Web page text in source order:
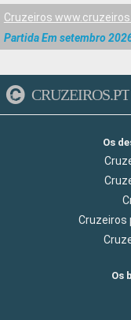
Cruzeiros
Partida Em setembro
CRUZEIROS.PT
Os
Cruzeiros
Os